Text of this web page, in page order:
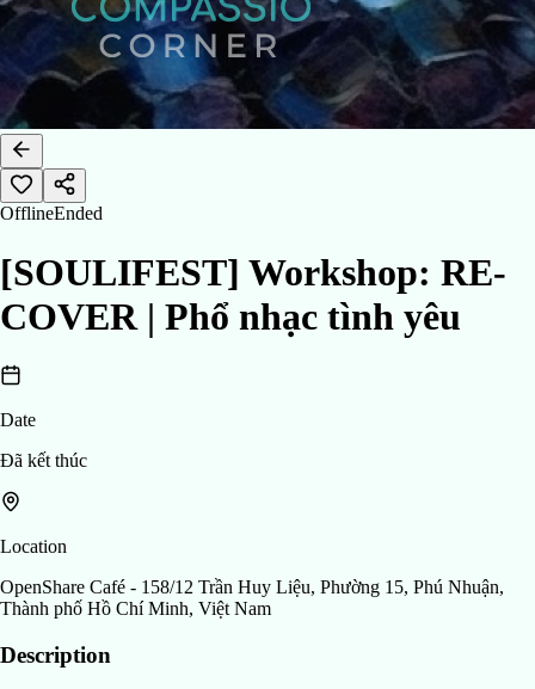
OfflineEnded
[SOULIFEST] Workshop: RE-
COVER | Phổ nhạc tình yêu
Date
Đã kết thúc
Location
OpenShare Café - 158/12 Trần Huy Liệu, Phường 15, Phú Nhuận,
Thành phố Hồ Chí Minh, Việt Nam
Description